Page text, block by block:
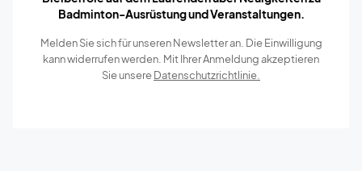
Badminton-Ausrüstung und Veranstaltungen.
Melden Sie sich für unseren Newsletter an. Die Einwilligung
kann widerrufen werden. Mit Ihrer Anmeldung akzeptieren
Sie unsereDatenschutzrichtlinie.